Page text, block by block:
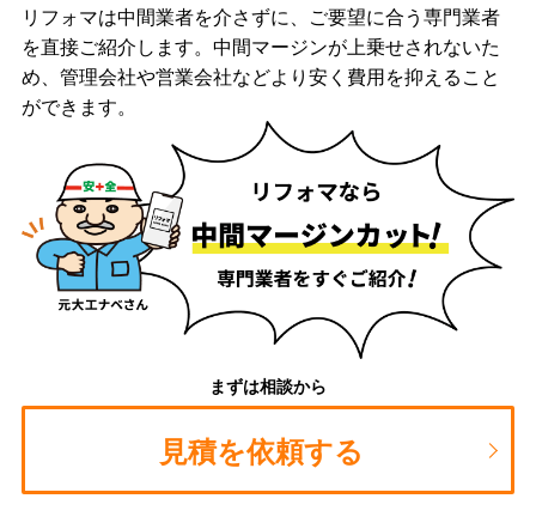
リフォマは中間業者を介さずに、ご要望に合う専門業者
を直接ご紹介します。中間マージンが上乗せされないた
め、管理会社や営業会社などより安く費用を抑えること
ができます。
まずは相談から
見積を依頼する